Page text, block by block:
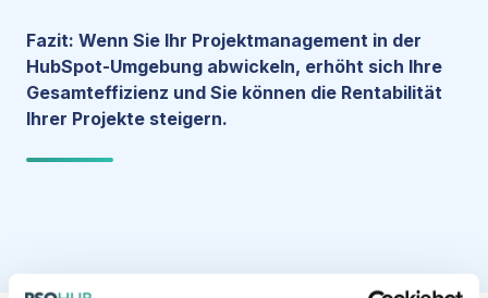
Fazit: Wenn Sie Ihr Projektmanagement in der
HubSpot-Umgebung abwickeln, erhöht sich Ihre
Gesamteffizienz und Sie können die Rentabilität
Ihrer Projekte steigern.